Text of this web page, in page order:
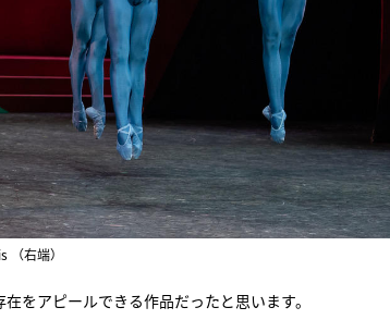
右端）
をアピールできる作品だったと思います。